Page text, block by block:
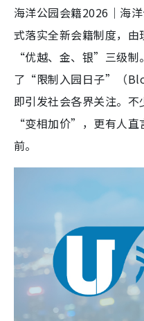
海洋公园会籍2026｜海
式落实全新会籍制度，
“优越、金、银”三级制
了“限制入园日子”（
即引发社会各界关注。
“变相加价”，更有人直
前。